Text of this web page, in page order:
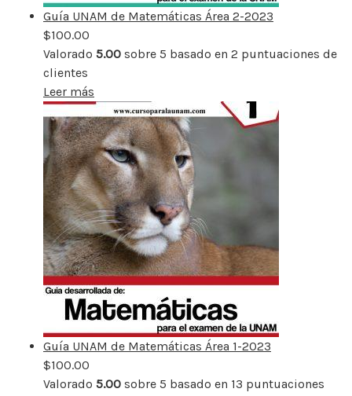
Guía UNAM de Matemáticas Área 2-2023
$100.00
Valorado 5.00 sobre 5 basado en 2 puntuaciones de
clientes
Leer más
Guía UNAM de Matemáticas Área 1-2023
$100.00
Valorado 5.00 sobre 5 basado en 13 puntuaciones